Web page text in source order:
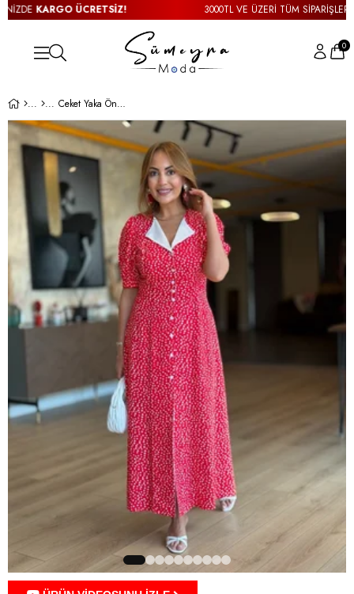
KARGO ÜCRETSİZ! 3000TL VE ÜZERİ TÜM
0
Ceket Yaka Önden Düğmeli Kırmızı Beyaz Puantiyeli Elbise